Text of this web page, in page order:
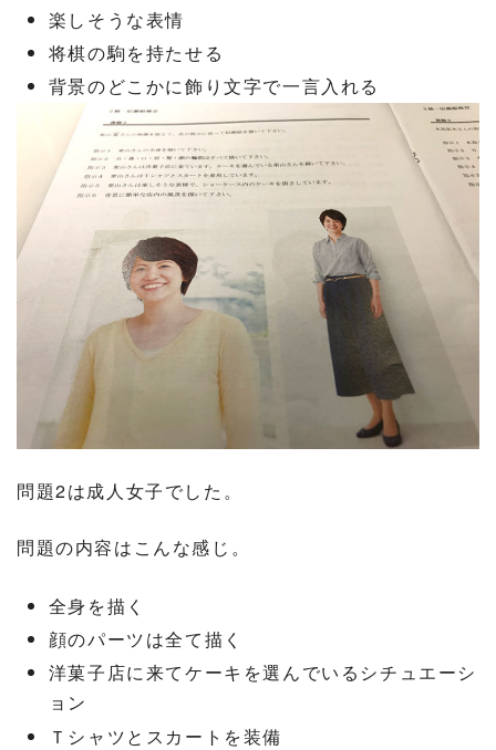
楽しそうな表情
将棋の駒を持たせる
背景のどこかに飾り文字で一言入れる
問題2は成人女子でした。
問題の内容はこんな感じ。
全身を描く
顔のパーツは全て描く
洋菓子店に来てケーキを選んでいるシチュエーシ
ョン
Ｔシャツとスカートを装備